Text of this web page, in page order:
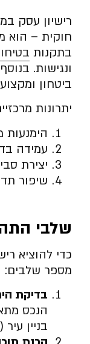
רישיון עסק
חוקית – הוא
בתקנות
ונגישות.
ביטחון
יתרונות
הימנעות
עמידה
יצירת
שיפור
שלבי
כדי להוציא
מספר שלבים:
בדיקת
הנכס
בניין